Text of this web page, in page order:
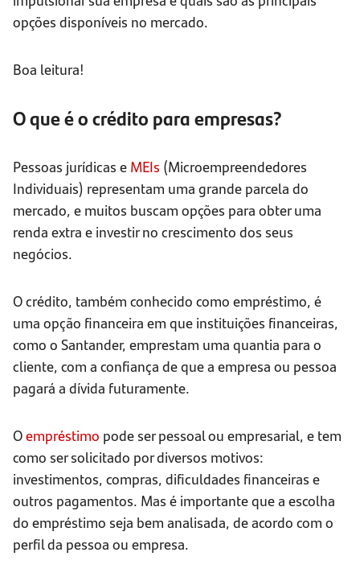
opções disponíveis no mercado.
Boa leitura!
O que é o crédito para empresas?
Pessoas jurídicas e MEIs (Microempreendedores
Individuais) representam uma grande parcela do
mercado, e muitos buscam opções para obter uma
renda extra e investir no crescimento dos seus
negócios.
O crédito, também conhecido como empréstimo, é
uma opção financeira em que instituições financeiras,
como o Santander, emprestam uma quantia para o
cliente, com a confiança de que a empresa ou pessoa
pagará a dívida futuramente.
Oempréstimo pode ser pessoal ou empresarial, e tem
como ser solicitado por diversos motivos:
investimentos, compras, dificuldades financeiras e
outros pagamentos. Mas é importante que a escolha
do empréstimo seja bem analisada, de acordo com o
perfil da pessoa ou empresa.